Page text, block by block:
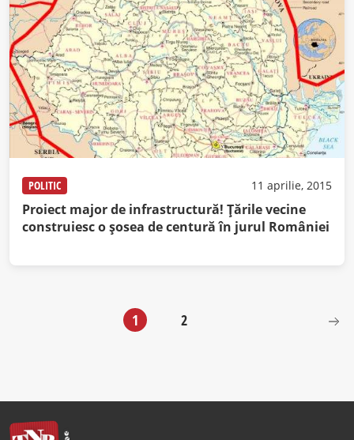
POLITIC 11 aprilie, 2015
Proiect major de infrastructură! Ţările vecine
construiesc o şosea de centură în jurul României
1 2